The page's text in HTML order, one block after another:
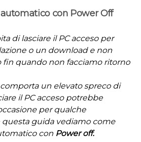
con Power Off
di lasciare il PC acceso per
o un download e non
fin quando non facciamo ritorno
un elevato spreco di
il PC acceso potrebbe
per qualche
guida vediamo come
con Power off.